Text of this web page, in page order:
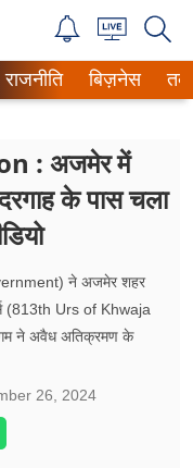
राजनीति बिज़नेस
: अजमेर में
के पास चला
ने अजमेर शहर
(813th Urs of Khwaja
ने अवैध अतिक्रमण के
26, 2024